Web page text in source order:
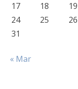
17
18 19
24
25 26
31
« Mar